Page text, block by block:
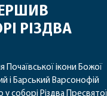
РІЗДВА
ікони Божої
і Барський Варсонофій
соборі Різдва Пресвятої